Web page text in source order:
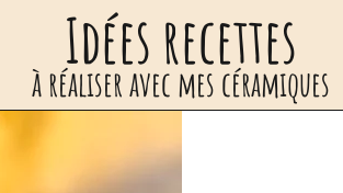
Idées recettes
à réaliser avec mes céramiques